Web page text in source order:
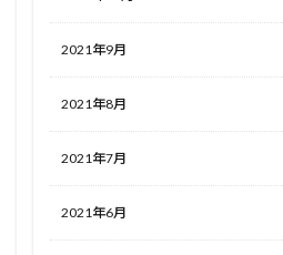
2021年9月
2021年8月
2021年7月
2021年6月